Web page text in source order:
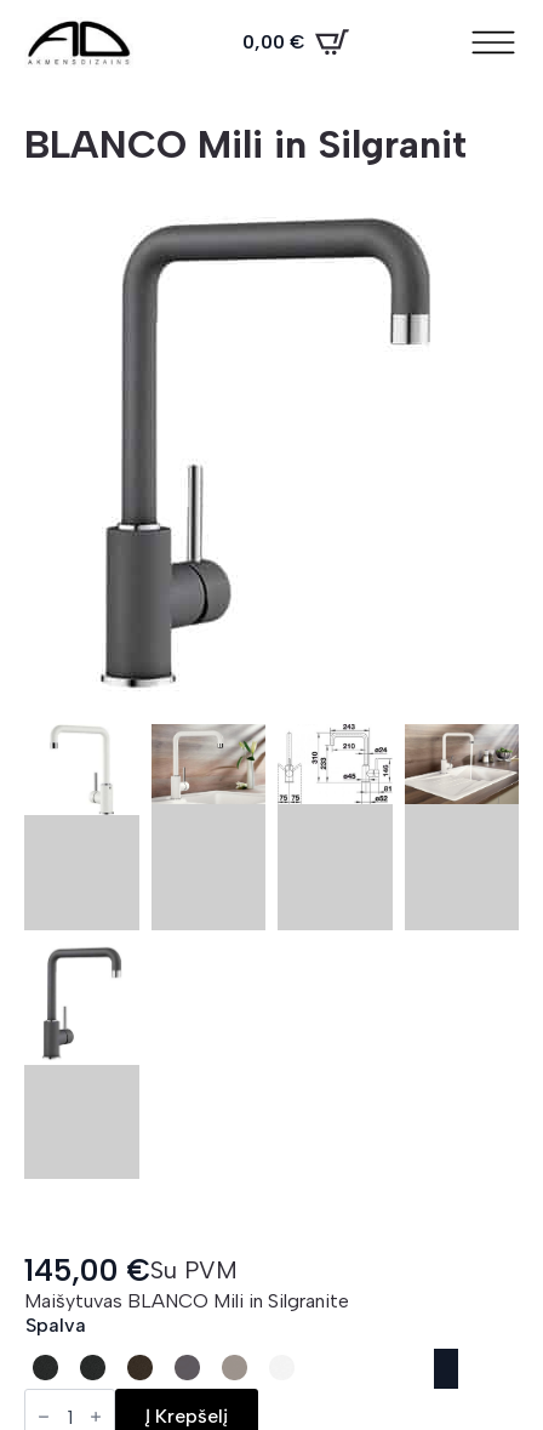
0,00 €
BLANCO Mili in Silgranit
145,00 €Su PVM
Maišytuvas BLANCO Mili in Silgranite
Spalva
BLANCO
Mili
Į Krepšelį